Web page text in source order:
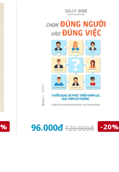
96.000đ120.000đ -20%